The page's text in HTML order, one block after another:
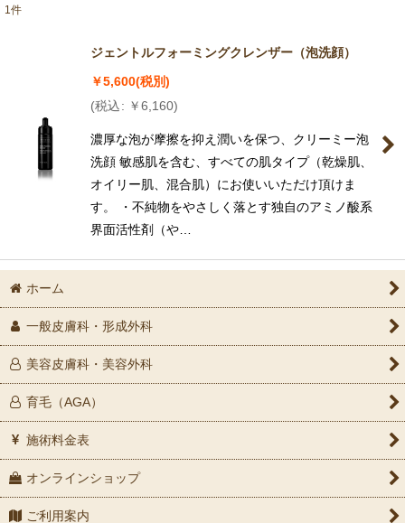
1件
ジェントルフォーミングクレンザー（泡洗顔）
￥5,600(税別)
(税込: ￥6,160)
濃厚な泡が摩擦を抑え潤いを保つ、クリーミー泡
洗顔 敏感肌を含む、すべての肌タイプ（乾燥肌、
オイリー肌、混合肌）にお使いいただけ頂けま
す。 ・不純物をやさしく落とす独自のアミノ酸系
界面活性剤（や…
ホーム
一般皮膚科・形成外科
美容皮膚科・美容外科
育毛（AGA）
施術料金表
オンラインショップ
ご利用案内